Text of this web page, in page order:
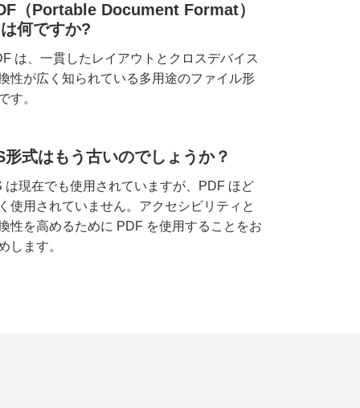
（Portable Document Format）
何ですか?
は、一貫したレイアウトとクロスデバイス
性が広く知られている多用途のファイル形
す。
形式はもう古いのでしょうか？
は現在でも使用されていますが、PDF ほど
使用されていません。アクセシビリティと
性を高めるために PDF を使用することをお
します。